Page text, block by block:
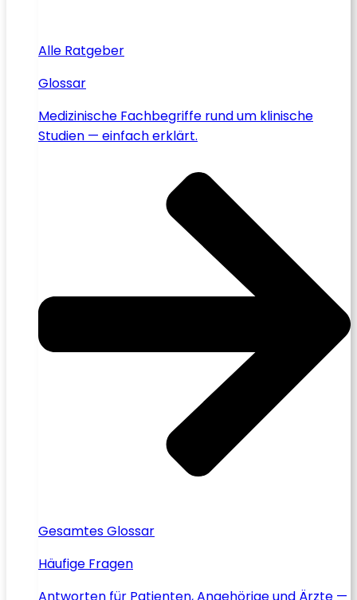
Alle Ratgeber
Glossar
Medizinische Fachbegriffe rund um klinische
Studien — einfach erklärt.
Gesamtes Glossar
Häufige Fragen
Antworten für Patienten, Angehörige und Ärzte —